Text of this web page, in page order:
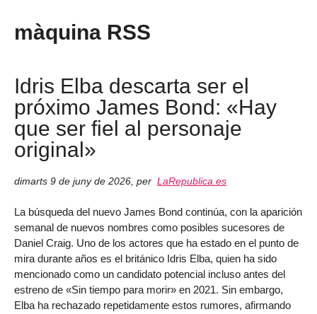
màquina RSS
Idris Elba descarta ser el
próximo James Bond: «Hay
que ser fiel al personaje
original»
dimarts 9 de juny de 2026 per LaRepublica.es
La búsqueda del nuevo James Bond continúa, con la aparición
semanal de nuevos nombres como posibles sucesores de
Daniel Craig. Uno de los actores que ha estado en el punto de
mira durante años es el británico Idris Elba, quien ha sido
mencionado como un candidato potencial incluso antes del
estreno de «Sin tiempo para morir» en 2021. Sin embargo,
Elba ha rechazado repetidamente estos rumores, afirmando